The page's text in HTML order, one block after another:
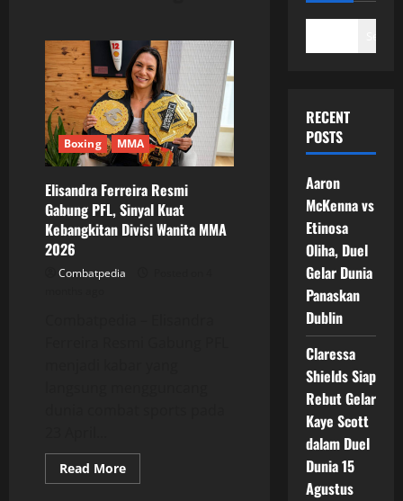
Boxing MMA
Elisandra Ferreira Resmi
Gabung PFL, Sinyal Kuat
Kebangkitan Divisi Wanita MMA
2026
Combatpedia
Read MoreRead
more
RECENT
POSTS
Aaron
McKenna vs
Etinosa
Oliha, Duel
Gelar Dunia
Panaskan
Dublin
Claressa
Shields Siap
Rebut Gelar
Kaye Scott
dalam Duel
Dunia 15
Agustus